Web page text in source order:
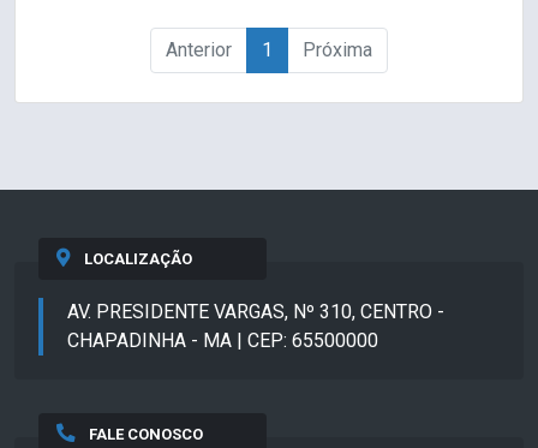
Anterior 1 Próxima
LOCALIZAÇÃO
AV. PRESIDENTE VARGAS, Nº 310, CENTRO -
CHAPADINHA - MA | CEP: 65500000
FALE CONOSCO